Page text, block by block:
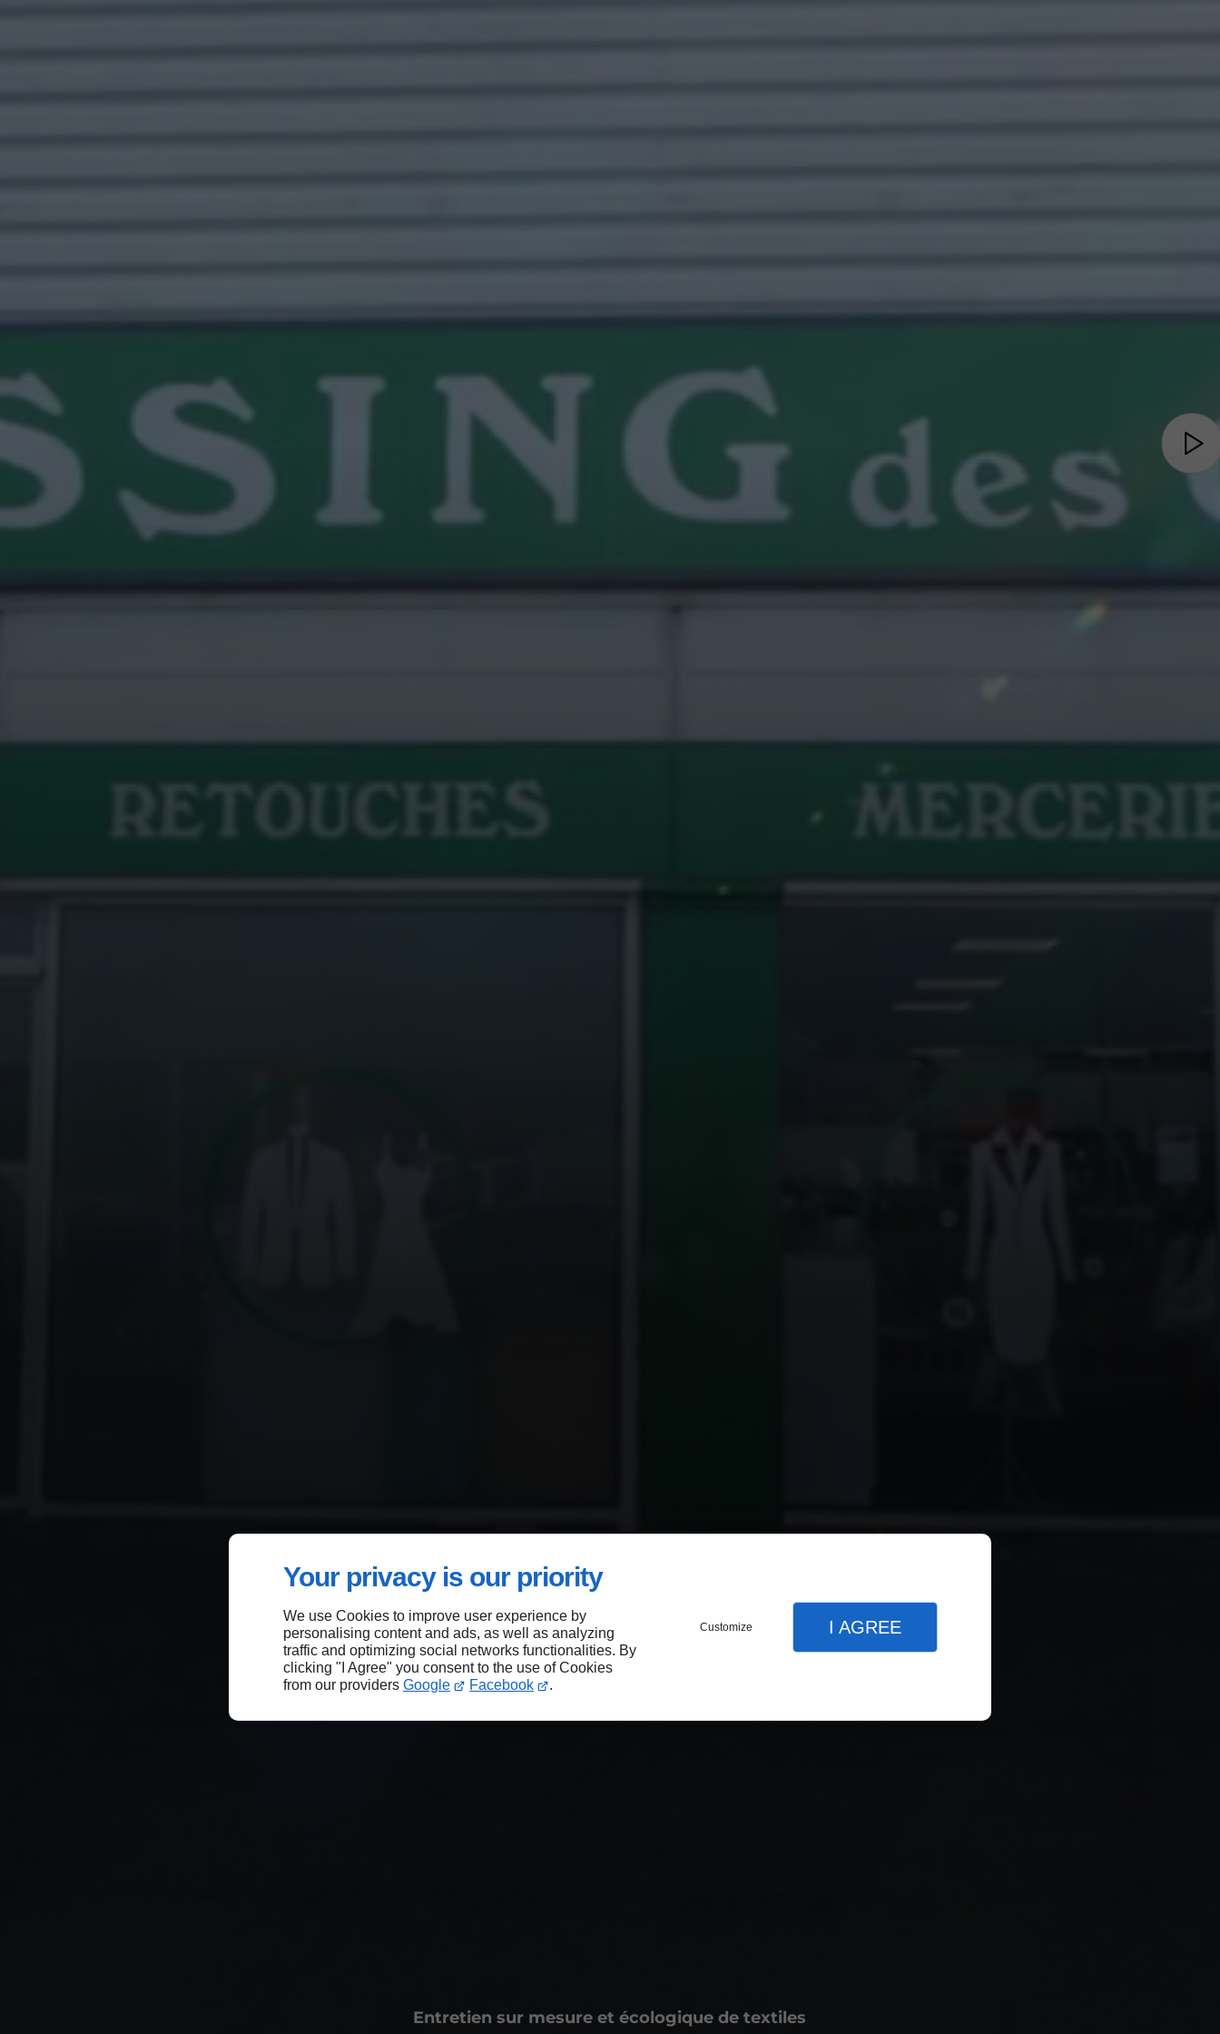
Your privacy is our priority
We use Cookies to improve user experience by
personalising content and ads, as well as analyzing
traffic and optimizing social networks functionalities. By
clicking "I Agree" you consent to the use of Cookies
from our providers Google Facebook .
Customize I AGREE
Entretien sur mesure et écologique de textiles